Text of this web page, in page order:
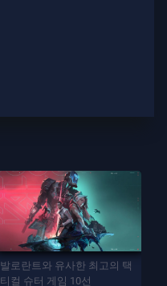
발로란트와 유사한 최고의 택
티컬 슈터 게임 10선